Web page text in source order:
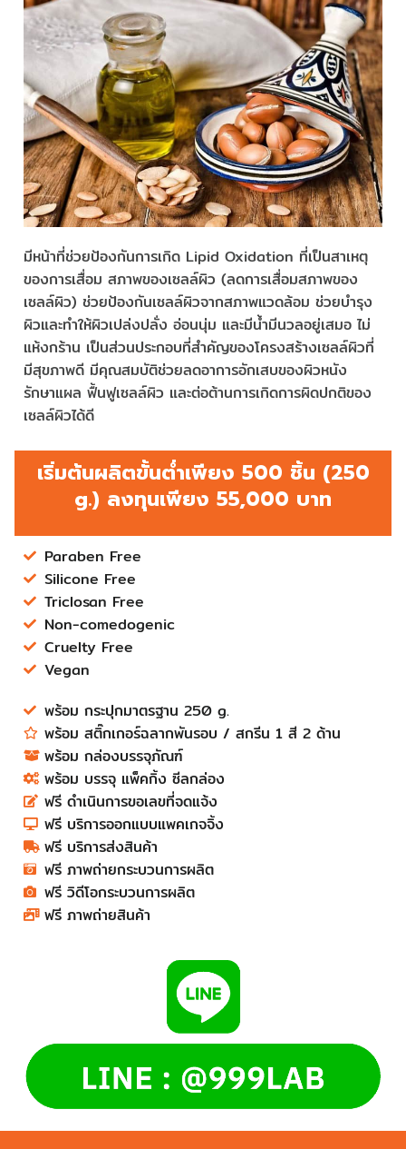
มีหน้าที่ช่วยป้องกันการเกิด Lipid Oxidation ที่เป็นสาเหตุ
ของการเสื่อม สภาพของเซลล์ผิว (ลดการเสื่อมสภาพของ
เซลล์ผิว) ช่วยป้องกันเซลล์ผิวจากสภาพแวดล้อม ช่วยบำรุง
ผิวและทำให้ผิวเปล่งปลั่ง อ่อนนุ่ม และมีน้ำมีนวลอยู่เสมอ ไม่
แห้งกร้าน เป็นส่วนประกอบที่สำคัญของโครงสร้างเซลล์ผิวที่
มีสุขภาพดี มีคุณสมบัติช่วยลดอาการอักเสบของผิวหนัง
รักษาแผล ฟื้นฟูเซลล์ผิว และต่อต้านการเกิดการผิดปกติของ
เซลล์ผิวได้ดี
เริ่มต้นผลิตขั้นต่ำเพียง 500 ชิ้น (250
g.) ลงทุนเพียง 55,000 บาท
Paraben Free
Silicone Free
Triclosan Free
Non-comedogenic
Cruelty Free
Vegan
พร้อม กระปุกมาตรฐาน 250 g.​​​
พร้อม สติ๊กเกอร์ฉลากพันรอบ ​/ สกรีน 1 สี 2 ด้าน
พร้อม กล่องบรรจุภัณฑ์​​​​​​​​​
พร้อม บรรจุ แพ็คกิ้ง ซีลกล่อง​​​​​​​​​
ฟรี ดำเนินการขอเลขที่จดแจ้ง​​​​​​​​​
ฟรี บริการออกแบบแพคเกจจิ้ง​​​​​​​​​
ฟรี บริการส่งสินค้า​
ฟรี ภาพถ่ายกระบวนการผลิต​​​​​​​​​
ฟรี วิดีโอกระบวนการผลิต​​​​​​​​​
ฟรี ภาพถ่ายสินค้า​​​​​​​​​